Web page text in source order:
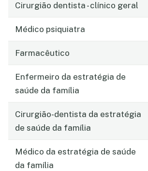
Cirurgião dentista - clínico geral
Médico psiquiatra
Farmacêutico
Enfermeiro da estratégia de
saúde da família
Cirurgião-dentista da estratégia
de saúde da família
Médico da estratégia de saúde
da família